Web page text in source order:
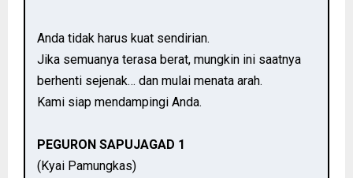
Anda tidak harus kuat sendirian.
Jika semuanya terasa berat, mungkin ini saatnya
berhenti sejenak… dan mulai menata arah.
Kami siap mendampingi Anda.
PEGURON SAPUJAGAD 1
(Kyai Pamungkas)